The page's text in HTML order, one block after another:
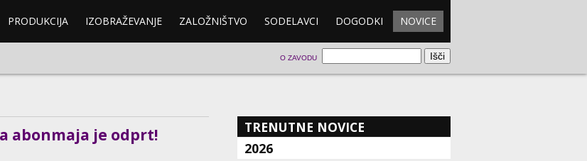
PRODUKCIJA IZOBRAŽEVANJE ZALOŽNIŠTVO SODELAVCI DOGODKI NOVICE
O ZAVODU
abonmaja je odprt!
TRENUTNE NOVICE
2026